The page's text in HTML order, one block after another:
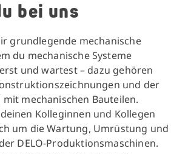
bei uns
grundlegende mechanische
du mechanische Systeme
und wartest – dazu gehören
und der
mechanischen Bauteilen.
Kolleginnen und Kollegen
um die Wartung, Umrüstung und
DELO-Produktionsmaschinen.